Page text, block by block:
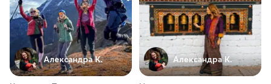
Александра К. Александра К.